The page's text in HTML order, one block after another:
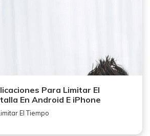
Para Limitar El
En Android E iPhone
El Tiempo